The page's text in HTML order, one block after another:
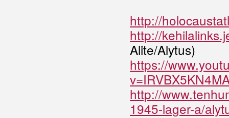
http://
http://
Alite/Alytus)
https://
http://
1945-lager-a/